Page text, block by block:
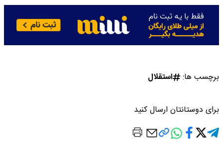
برچسب ها: استقلال
برای دوستانتان ارسال کنید